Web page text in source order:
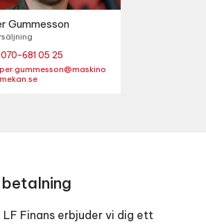
Gummesson
070-681 05 25
per.gummesson@maskino
mekan.se
Finans erbjuder vi dig ett